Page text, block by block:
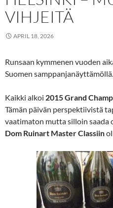
VIHJEITÄ
APRIL 18, 2026
Runsaan kymmenen vuoden
Suomen samppanjanäyttämöllä.
Kaikki alkoi 2015 Grand
Tämän päivän perspektiivistä
vaatimaton mutta silloin saada
Dom Ruinart Master Classiin